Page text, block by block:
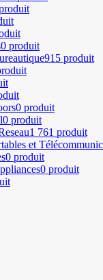
0 produit
915 produit
0 produit
0 produit
1 761 produit
et
0 produit
0 produit